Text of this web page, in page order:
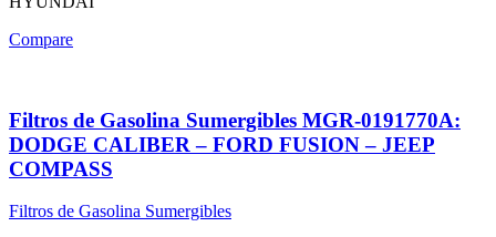
Compare
Filtros de Gasolina Sumergibles MGR-0191770A:
DODGE CALIBER – FORD FUSION – JEEP
COMPASS
Filtros de Gasolina Sumergibles